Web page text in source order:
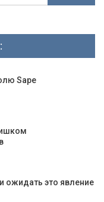
Sape
ожидать это явление